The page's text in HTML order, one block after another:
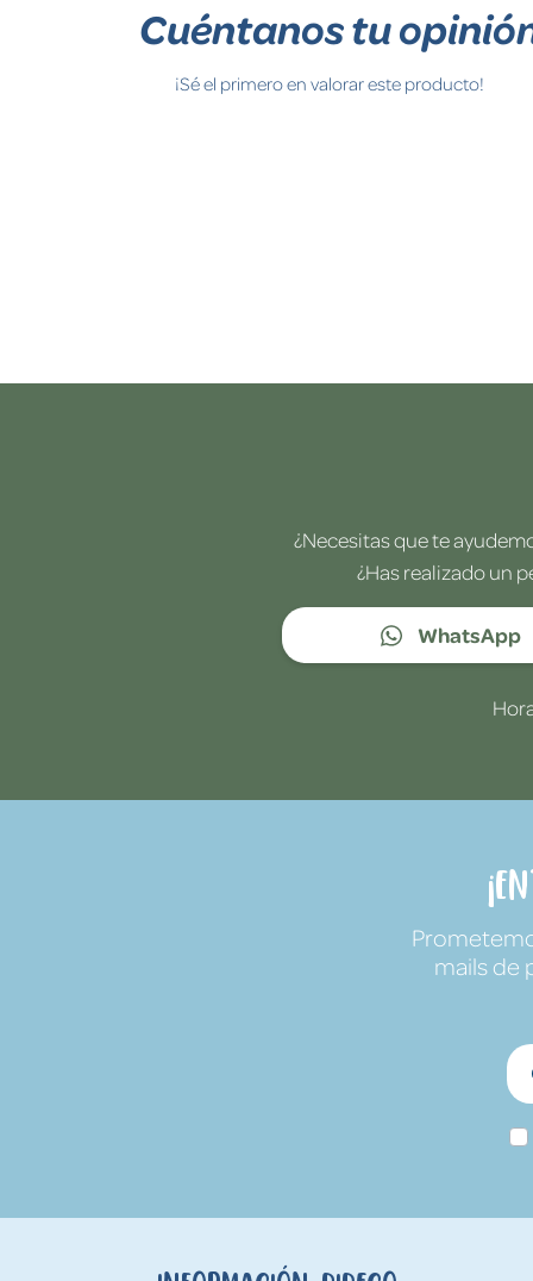
Cuéntanos tu
¡Sé el primero en valorar este producto!
¿Necesitas que te
¿Has realizado un
WhatsApp
mails de